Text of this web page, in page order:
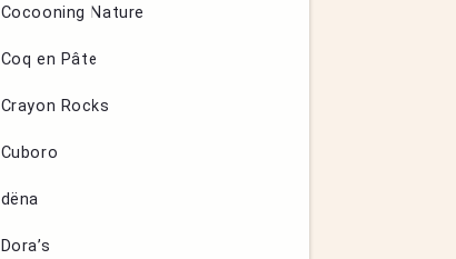
Cocooning Nature
Coq en Pâte
Crayon Rocks
Cuboro
dëna
Dora’s